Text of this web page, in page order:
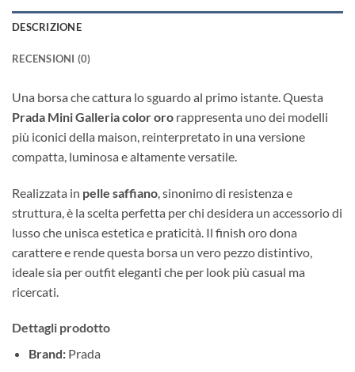
DESCRIZIONE
RECENSIONI (0)
Una borsa che cattura lo sguardo al primo istante. Questa
Prada Mini Galleria color oro rappresenta uno dei modelli
più iconici della maison, reinterpretato in una versione
compatta, luminosa e altamente versatile.
Realizzata in pelle saffiano , sinonimo di resistenza e
struttura, è la scelta perfetta per chi desidera un accessorio di
lusso che unisca estetica e praticità. Il finish oro dona
carattere e rende questa borsa un vero pezzo distintivo,
ideale sia per outfit eleganti che per look più casual ma
ricercati.
Dettagli prodotto
Brand:Prada